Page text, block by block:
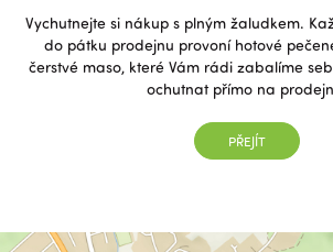
Vychutnejte si nákup s plným žaludkem.
do pátku prodejnu provoní hotové
čerstvé maso, které Vám rádi zabalíme
ochutnat přímo na
PŘEJÍT